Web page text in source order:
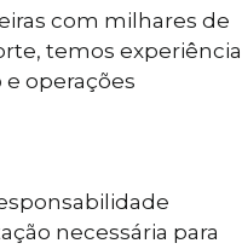
com milhares de
temos experiência
operações
necessária para